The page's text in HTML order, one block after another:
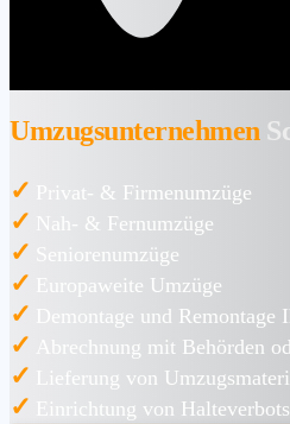
Umzugsunternehmen
✓ Privat- & Firmenumzüge
✓ Nah- & Fernumzüge
✓ Seniorenumzüge
✓ Europaweite Umzüge
✓ Demontage und Remontage
✓ Abrechnung mit Behörden
✓ Lieferung von
✓ Einrichtung von